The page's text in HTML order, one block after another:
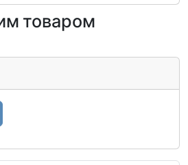
товаром